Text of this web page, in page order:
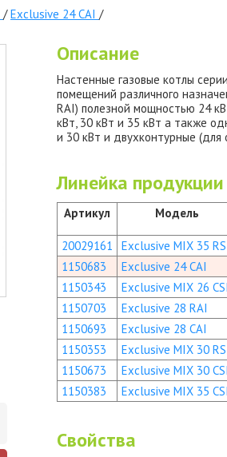
/Exclusive 24 CAI /
Описание
Настенные газовые котлы
помещений различного
RAI) полезной мощностью 24
кВт, 30 кВт и 35 кВт а также
и 30 кВт и двухконтурные (для
Линейка
Артикул Модель
20029161 Exclusive MIX 35
1150683
Exclusive 24 CAI
1150343
Exclusive MIX 26 CSI
1150703
Exclusive 28 RAI
1150693
Exclusive 28 CAI
1150353
Exclusive MIX 30
1150673
Exclusive MIX 30 CSI
1150383
Exclusive MIX 35 CSI
Свойства